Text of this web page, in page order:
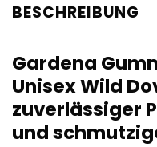
BESCHREIBUNG
Gardena
Unisex Wild
zuverlässiger
und